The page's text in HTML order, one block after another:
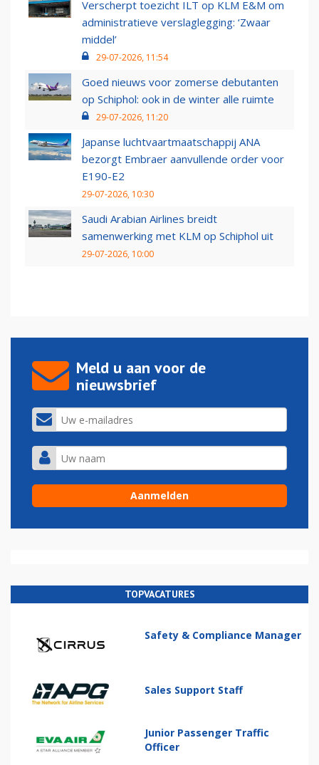
Verscherpt toezicht ILT op KLM E&M om
administratieve verslaglegging: ‘Zwaar
middel’
29-07-2026, 11:54
Goed nieuws voor zomerse debutanten
op Schiphol: ook in de winter alle ruimte
29-07-2026, 11:20
Japanse luchtvaartmaatschappij ANA
bezorgt Embraer aanvullende order voor
E190-E2
29-07-2026, 10:30
Saudi Arabian Airlines breidt
samenwerking met KLM op Schiphol uit
29-07-2026, 10:00
Meld u aan voor de
nieuwsbrief
TOPVACATURES
Safety & Compliance Manager
Sales Support Staff
Junior Passenger Traffic
Officer